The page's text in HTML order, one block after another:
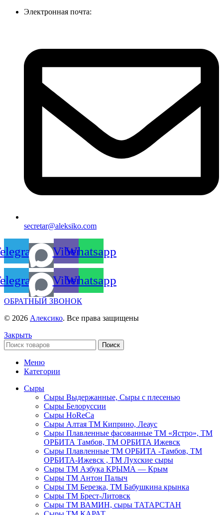
Электронная почта:
secretar@aleksiko.com
ViberWhatsapp
ViberWhatsapp
ОБРАТНЫЙ ЗВОНОК
© 2026 Алексико. Все права защищены
Закрыть
Поиск
Меню
Категории
Сыры
Сыры Выдержанные, Сыры с плесенью
Сыры Белоруссии
Сыры HoReСa
Сыры Алтая ТМ Киприно, Леаус
Сыры Плавленные фасованные ТМ «Ястро», ТМ
ОРБИТА Тамбов, ТМ ОРБИТА Ижевск
Сыры Плавленные ТМ ОРБИТА -Тамбов, ТМ
ОРБИТА-Ижевск , ТМ Лухские сыры
Сыры ТМ Азбука КРЫМА — Крым
Сыры ТМ Антон Палыч
Сыры ТМ Березка, ТМ Бабушкина крынка
Сыры ТМ Брест-Литовск
Сыры ТМ ВАМИН, сыры ТАТАРСТАН